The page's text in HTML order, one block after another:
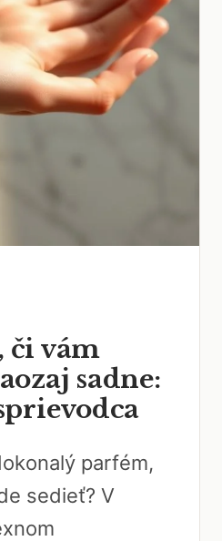
či vám
sadne:
parfém,
sedieť? V